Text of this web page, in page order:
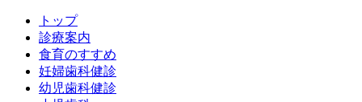
トップ
診療案内
食育のすすめ
妊婦歯科健診
幼児歯科健診